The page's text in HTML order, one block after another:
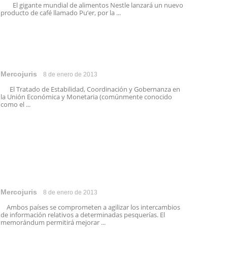
El gigante mundial de alimentos Nestle lanzará un nuevo
producto de café llamado Pu’er, por la ...
Mercojuris 8 de enero de 2013
El Tratado de Estabilidad, Coordinación y Gobernanza en
la Unión Económica y Monetaria (comúnmente conocido
como el ...
Mercojuris 8 de enero de 2013
Ambos países se comprometen a agilizar los intercambios
de información relativos a determinadas pesquerías. El
memorándum permitirá mejorar ...